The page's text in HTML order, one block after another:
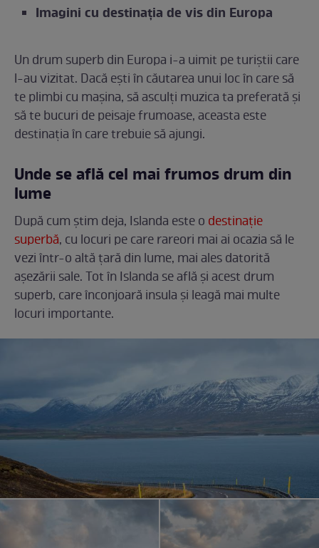
Imagini cu destinația de vis din Europa
Un drum superb din Europa i-a uimit pe turiștii care
l-au vizitat. Dacă ești în căutarea unui loc în care să
te plimbi cu mașina, să asculți muzica ta preferată și
să te bucuri de peisaje frumoase, aceasta este
destinația în care trebuie să ajungi.
Unde se află cel mai frumos drum din
lume
După cum știm deja, Islanda este o destinație
superbă, cu locuri pe care rareori mai ai ocazia să le
vezi într-o altă țară din lume, mai ales datorită
așezării sale. Tot în Islanda se află și acest drum
superb, care înconjoară insula și leagă mai multe
locuri importante.